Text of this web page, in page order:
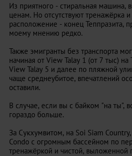
Из приятного - стиральная машина,
ценам. Но отсутствуют тренажёрка
расположение - конец Теппразита,
моему мнению редко.
Также эмигранты без транспорта
начиная от View Talay 1 (от 7 тыс)
View Talay 5 и далее по пляжной
чаще среднеубитое, впечатлений
оставили.
В случае, если вы с байком "на ты",
гораздо больше.
За Сукхумвитом, на Soi Siam
Condo с огромным бассейном по
тренажёркой и чистой, выложенной